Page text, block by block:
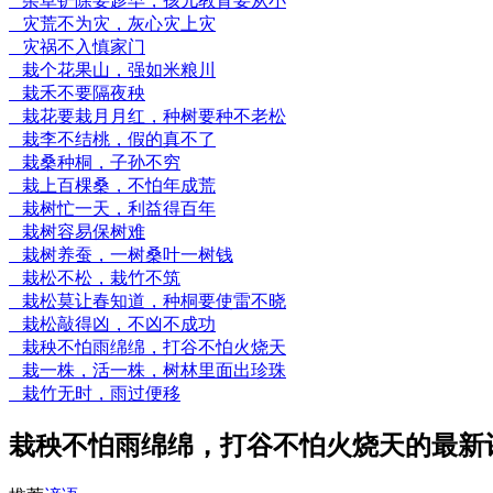
灾荒不为灾，灰心灾上灾
灾祸不入慎家门
栽个花果山，强如米粮川
栽禾不要隔夜秧
栽花要栽月月红，种树要种不老松
栽李不结桃，假的真不了
栽桑种桐，子孙不穷
栽上百棵桑，不怕年成荒
栽树忙一天，利益得百年
栽树容易保树难
栽树养蚕，一树桑叶一树钱
栽松不松，栽竹不筑
栽松莫让春知道，种桐要使雷不晓
栽松敲得凶，不凶不成功
栽秧不怕雨绵绵，打谷不怕火烧天
栽一株，活一株，树林里面出珍珠
栽竹无时，雨过便移
栽秧不怕雨绵绵，打谷不怕火烧天的最新